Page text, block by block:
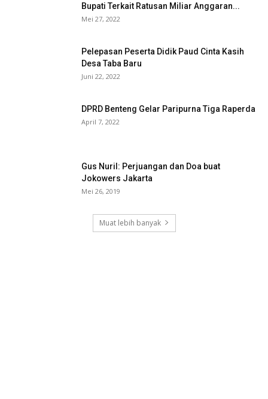
Bupati Terkait Ratusan Miliar Anggaran...
Mei 27, 2022
Pelepasan Peserta Didik Paud Cinta Kasih
Desa Taba Baru
Juni 22, 2022
DPRD Benteng Gelar Paripurna Tiga Raperda
April 7, 2022
Gus Nuril: Perjuangan dan Doa buat
Jokowers Jakarta
Mei 26, 2019
Muat lebih banyak